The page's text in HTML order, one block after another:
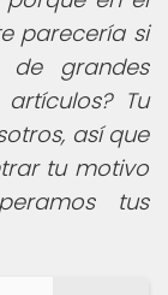
parecería si
de grandes
Tu
así que
tu motivo
tus